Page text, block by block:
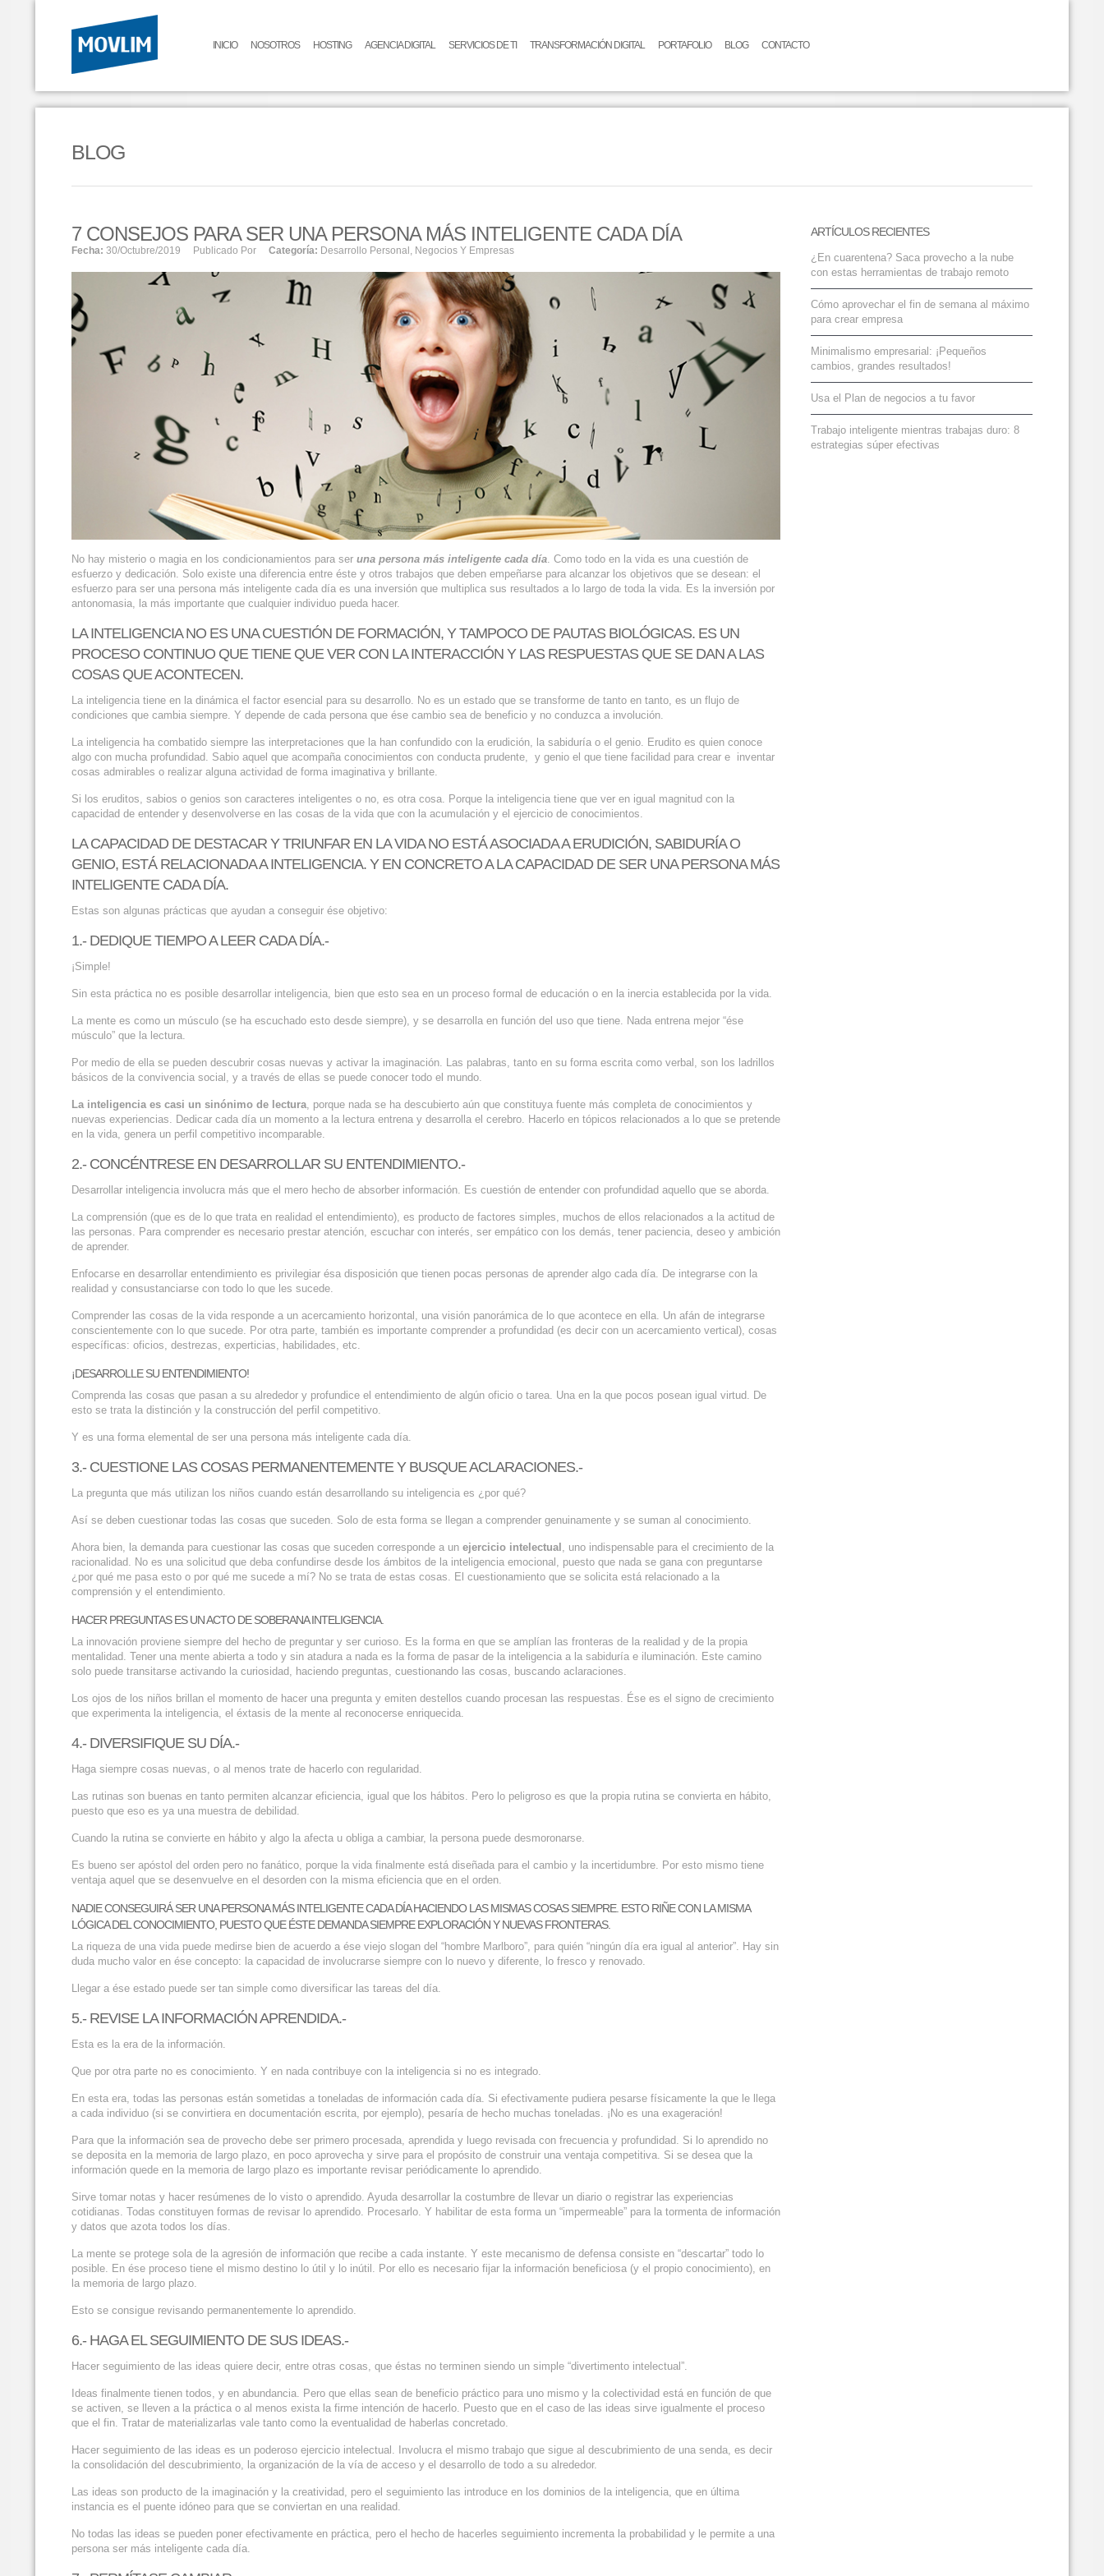
INICIO NOSOTROS HOSTING AGENCIA DIGITAL SERVICIOS DE TI TRANSFORMACIÓN DIGITAL PORTAFOLIO BLOG CONTACTO
BLOG
7 CONSEJOS PARA SER UNA PERSONA MÁS INTELIGENTE CADA DÍA
Fecha: 30/octubre/2019 Publicado Por Categoría: Desarrollo Personal , Negocios Y Empresas
No hay misterio o magia en los condicionamientos para ser una persona más inteligente cada día. Como todo en la vida es una cuestión de
esfuerzo y dedicación. Solo existe una diferencia entre éste y otros trabajos que deben empeñarse para alcanzar los objetivos que se desean: el
esfuerzo para ser una persona más inteligente cada día es una inversión que multiplica sus resultados a lo largo de toda la vida. Es la inversión por
antonomasia, la más importante que cualquier individuo pueda hacer.
LA INTELIGENCIA NO ES UNA CUESTIÓN DE FORMACIÓN, Y TAMPOCO DE PAUTAS BIOLÓGICAS. ES UN
PROCESO CONTINUO QUE TIENE QUE VER CON LA INTERACCIÓN Y LAS RESPUESTAS QUE SE DAN A LAS
COSAS QUE ACONTECEN.
La inteligencia tiene en la dinámica el factor esencial para su desarrollo. No es un estado que se transforme de tanto en tanto, es un flujo de
condiciones que cambia siempre. Y depende de cada persona que ése cambio sea de beneficio y no conduzca a involución.
La inteligencia ha combatido siempre las interpretaciones que la han confundido con la erudición, la sabiduría o el genio. Erudito es quien conoce
algo con mucha profundidad. Sabio aquel que acompaña conocimientos con conducta prudente, y genio el que tiene facilidad para crear e inventar
cosas admirables o realizar alguna actividad de forma imaginativa y brillante.
Si los eruditos, sabios o genios son caracteres inteligentes o no, es otra cosa. Porque la inteligencia tiene que ver en igual magnitud con la
capacidad de entender y desenvolverse en las cosas de la vida que con la acumulación y el ejercicio de conocimientos.
LA CAPACIDAD DE DESTACAR Y TRIUNFAR EN LA VIDA NO ESTÁ ASOCIADA A ERUDICIÓN, SABIDURÍA O
GENIO, ESTÁ RELACIONADA A INTELIGENCIA. Y EN CONCRETO A LA CAPACIDAD DE SER UNA PERSONA MÁS
INTELIGENTE CADA DÍA.
Estas son algunas prácticas que ayudan a conseguir ése objetivo:
1.- DEDIQUE TIEMPO A LEER CADA DÍA.-
¡Simple!
Sin esta práctica no es posible desarrollar inteligencia, bien que esto sea en un proceso formal de educación o en la inercia establecida por la vida.
La mente es como un músculo (se ha escuchado esto desde siempre), y se desarrolla en función del uso que tiene. Nada entrena mejor “ése
músculo” que la lectura.
Por medio de ella se pueden descubrir cosas nuevas y activar la imaginación. Las palabras, tanto en su forma escrita como verbal, son los ladrillos
básicos de la convivencia social, y a través de ellas se puede conocer todo el mundo.
La inteligencia es casi un sinónimo de lectura, porque nada se ha descubierto aún que constituya fuente más completa de conocimientos y
nuevas experiencias. Dedicar cada día un momento a la lectura entrena y desarrolla el cerebro. Hacerlo en tópicos relacionados a lo que se pretende
en la vida, genera un perfil competitivo incomparable.
2.- CONCÉNTRESE EN DESARROLLAR SU ENTENDIMIENTO.-
Desarrollar inteligencia involucra más que el mero hecho de absorber información. Es cuestión de entender con profundidad aquello que se aborda.
La comprensión (que es de lo que trata en realidad el entendimiento), es producto de factores simples, muchos de ellos relacionados a la actitud de
las personas. Para comprender es necesario prestar atención, escuchar con interés, ser empático con los demás, tener paciencia, deseo y ambición
de aprender.
Enfocarse en desarrollar entendimiento es privilegiar ésa disposición que tienen pocas personas de aprender algo cada día. De integrarse con la
realidad y consustanciarse con todo lo que les sucede.
Comprender las cosas de la vida responde a un acercamiento horizontal, una visión panorámica de lo que acontece en ella. Un afán de integrarse
conscientemente con lo que sucede. Por otra parte, también es importante comprender a profundidad (es decir con un acercamiento vertical), cosas
específicas: oficios, destrezas, experticias, habilidades, etc.
¡DESARROLLE SU ENTENDIMIENTO!
Comprenda las cosas que pasan a su alrededor y profundice el entendimiento de algún oficio o tarea. Una en la que pocos posean igual virtud. De
esto se trata la distinción y la construcción del perfil competitivo.
Y es una forma elemental de ser una persona más inteligente cada día.
3.- CUESTIONE LAS COSAS PERMANENTEMENTE Y BUSQUE ACLARACIONES.-
La pregunta que más utilizan los niños cuando están desarrollando su inteligencia es ¿por qué?
Así se deben cuestionar todas las cosas que suceden. Solo de esta forma se llegan a comprender genuinamente y se suman al conocimiento.
Ahora bien, la demanda para cuestionar las cosas que suceden corresponde a un ejercicio intelectual , uno indispensable para el crecimiento de la
racionalidad. No es una solicitud que deba confundirse desde los ámbitos de la inteligencia emocional, puesto que nada se gana con preguntarse
¿por qué me pasa esto o por qué me sucede a mí? No se trata de estas cosas. El cuestionamiento que se solicita está relacionado a la
comprensión y el entendimiento.
HACER PREGUNTAS ES UN ACTO DE SOBERANA INTELIGENCIA.
La innovación proviene siempre del hecho de preguntar y ser curioso. Es la forma en que se amplían las fronteras de la realidad y de la propia
mentalidad. Tener una mente abierta a todo y sin atadura a nada es la forma de pasar de la inteligencia a la sabiduría e iluminación. Este camino
solo puede transitarse activando la curiosidad, haciendo preguntas, cuestionando las cosas, buscando aclaraciones.
Los ojos de los niños brillan el momento de hacer una pregunta y emiten destellos cuando procesan las respuestas. Ése es el signo de crecimiento
que experimenta la inteligencia, el éxtasis de la mente al reconocerse enriquecida.
4.- DIVERSIFIQUE SU DÍA.-
Haga siempre cosas nuevas, o al menos trate de hacerlo con regularidad.
Las rutinas son buenas en tanto permiten alcanzar eficiencia, igual que los hábitos. Pero lo peligroso es que la propia rutina se convierta en hábito,
puesto que eso es ya una muestra de debilidad.
Cuando la rutina se convierte en hábito y algo la afecta u obliga a cambiar, la persona puede desmoronarse.
Es bueno ser apóstol del orden pero no fanático, porque la vida finalmente está diseñada para el cambio y la incertidumbre. Por esto mismo tiene
ventaja aquel que se desenvuelve en el desorden con la misma eficiencia que en el orden.
NADIE CONSEGUIRÁ SER UNA PERSONA MÁS INTELIGENTE CADA DÍA HACIENDO LAS MISMAS COSAS SIEMPRE. ESTO RIÑE CON LA MISMA
LÓGICA DEL CONOCIMIENTO, PUESTO QUE ÉSTE DEMANDA SIEMPRE EXPLORACIÓN Y NUEVAS FRONTERAS.
La riqueza de una vida puede medirse bien de acuerdo a ése viejo slogan del “hombre Marlboro”, para quién “ningún día era igual al anterior”. Hay sin
duda mucho valor en ése concepto: la capacidad de involucrarse siempre con lo nuevo y diferente, lo fresco y renovado.
Llegar a ése estado puede ser tan simple como diversificar las tareas del día.
5.- REVISE LA INFORMACIÓN APRENDIDA.-
Esta es la era de la información.
Que por otra parte no es conocimiento. Y en nada contribuye con la inteligencia si no es integrado.
En esta era, todas las personas están sometidas a toneladas de información cada día. Si efectivamente pudiera pesarse físicamente la que le llega
a cada individuo (si se convirtiera en documentación escrita, por ejemplo), pesaría de hecho muchas toneladas. ¡No es una exageración!
Para que la información sea de provecho debe ser primero procesada, aprendida y luego revisada con frecuencia y profundidad. Si lo aprendido no
se deposita en la memoria de largo plazo, en poco aprovecha y sirve para el propósito de construir una ventaja competitiva. Si se desea que la
información quede en la memoria de largo plazo es importante revisar periódicamente lo aprendido.
Sirve tomar notas y hacer resúmenes de lo visto o aprendido. Ayuda desarrollar la costumbre de llevar un diario o registrar las experiencias
cotidianas. Todas constituyen formas de revisar lo aprendido. Procesarlo. Y habilitar de esta forma un “impermeable” para la tormenta de información
y datos que azota todos los días.
La mente se protege sola de la agresión de información que recibe a cada instante. Y este mecanismo de defensa consiste en “descartar” todo lo
posible. En ése proceso tiene el mismo destino lo útil y lo inútil. Por ello es necesario fijar la información beneficiosa (y el propio conocimiento), en
la memoria de largo plazo.
Esto se consigue revisando permanentemente lo aprendido.
6.- HAGA EL SEGUIMIENTO DE SUS IDEAS.-
Hacer seguimiento de las ideas quiere decir, entre otras cosas, que éstas no terminen siendo un simple “divertimento intelectual”.
Ideas finalmente tienen todos, y en abundancia. Pero que ellas sean de beneficio práctico para uno mismo y la colectividad está en función de que
se activen, se lleven a la práctica o al menos exista la firme intención de hacerlo. Puesto que en el caso de las ideas sirve igualmente el proceso
que el fin. Tratar de materializarlas vale tanto como la eventualidad de haberlas concretado.
Hacer seguimiento de las ideas es un poderoso ejercicio intelectual. Involucra el mismo trabajo que sigue al descubrimiento de una senda, es decir
la consolidación del descubrimiento, la organización de la vía de acceso y el desarrollo de todo a su alrededor.
Las ideas son producto de la imaginación y la creatividad, pero el seguimiento las introduce en los dominios de la inteligencia, que en última
instancia es el puente idóneo para que se conviertan en una realidad.
No todas las ideas se pueden poner efectivamente en práctica, pero el hecho de hacerles seguimiento incrementa la probabilidad y le permite a una
persona ser más inteligente cada día.
ARTÍCULOS RECIENTES
¿En cuarentena? Saca provecho a la nube
con estas herramientas de trabajo remoto
Cómo aprovechar el fin de semana al máximo
para crear empresa
Minimalismo empresarial: ¡Pequeños
cambios, grandes resultados!
Usa el Plan de negocios a tu favor
Trabajo inteligente mientras trabajas duro: 8
estrategias súper efectivas